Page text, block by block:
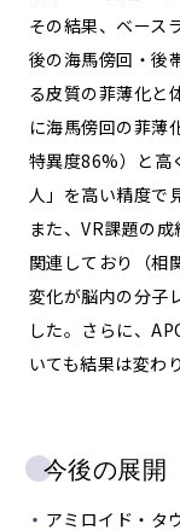
その結果、ベース
後の海馬傍回・後
る皮質の菲薄化と
に海馬傍回の菲薄
特異度86%）と高
人」を高い精度で
また、VR課題の
関連しており（相
変化が脳内の分子
した。さらに、
いても結果は変わ
今後の展開
アミロイド・タ